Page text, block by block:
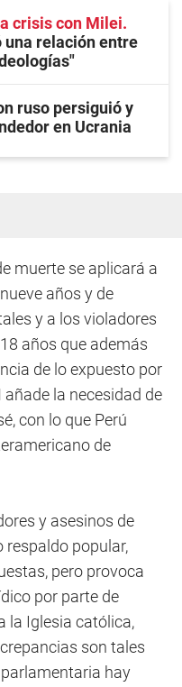
crisis con Milei
una relación entre
ruso persiguió y
en Ucrania
muerte se aplicará a
años y de
y a los violadores
años que además
de lo expuesto por
añade la necesidad de
con lo que Perú
de
y asesinos de
respaldo popular,
pero provoca
por parte de
la Iglesia católica,
son tales
hay